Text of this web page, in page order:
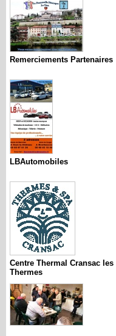
Remerciements Partenaires
LBAutomobiles
Centre Thermal Cransac les
Thermes